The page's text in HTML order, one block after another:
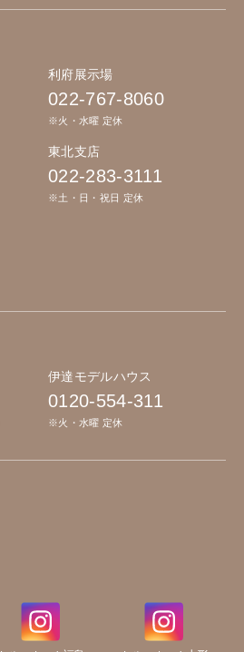
利府展示場
022-767-8060
※火・水曜 定休
東北支店
022-283-3111
※土・日・祝日 定休
伊達モデルハウス
0120-554-311
※火・水曜 定休